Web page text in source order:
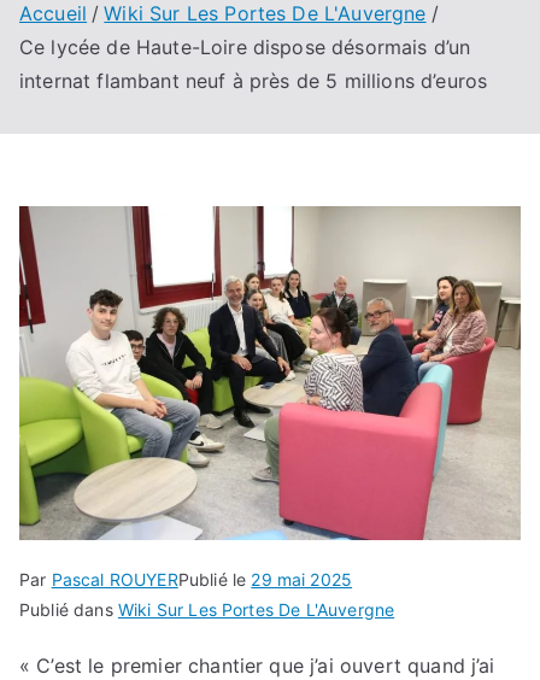
Accueil
Wiki Sur Les Portes De L'Auvergne
Ce lycée de Haute-Loire dispose désormais d’un
internat flambant neuf à près de 5 millions d’euros
Par Pascal ROUYERPublié le 29 mai 2025
Publié dans Wiki Sur Les Portes De L'Auvergne
« C’est le premier chantier que j’ai ouvert quand j’ai